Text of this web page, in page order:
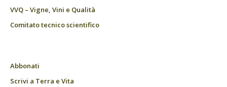
VVQ – Vigne, Vini e Qualità
Comitato tecnico scientifico
Abbonati
Scrivi a Terra e Vita